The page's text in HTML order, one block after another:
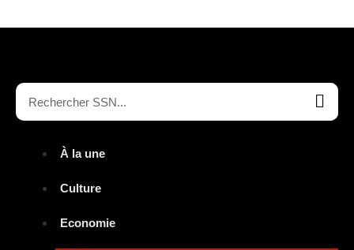
À la une
Culture
Economie